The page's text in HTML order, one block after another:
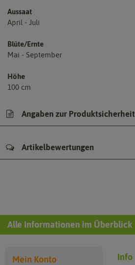
Aussaat
April - Juli
Blüte/Ernte
Mai - September
Höhe
100 cm
Angaben zur Produktsicherheit
Artikelbewertungen
Alle Informationen im Überblick
Mein Konto Info